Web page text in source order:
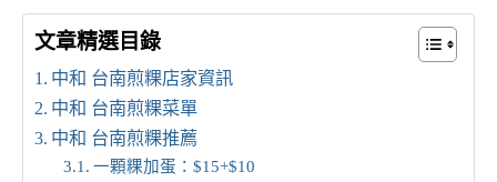
文章精選目錄
中和 台南煎粿店家資訊
中和 台南煎粿菜單
中和 台南煎粿推薦
一顆粿加蛋：$15+$10